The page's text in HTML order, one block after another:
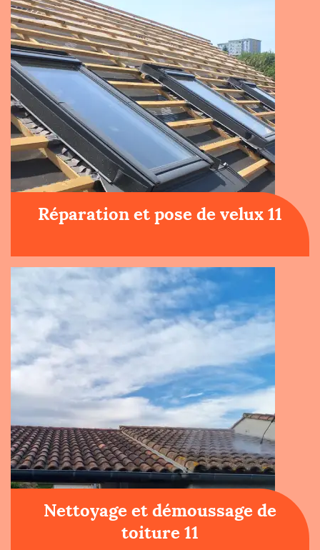
Réparation et pose de velux 11
Nettoyage et démoussage de
toiture 11